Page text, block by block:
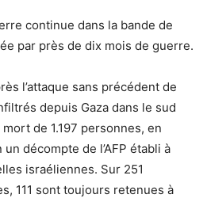
continue dans la bande de
par près de dix mois de guerre.
l’attaque sans précédent de
depuis Gaza dans le sud
de 1.197 personnes, en
décompte de l’AFP établi à
israéliennes. Sur 251
111 sont toujours retenues à